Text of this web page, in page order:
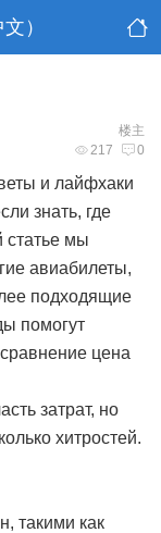
）
楼主
217 0
и лайфхаки
знать, где
статье мы
авиабилеты,
подходящие
помогут
цена
затрат, но
хитростей.
такими как